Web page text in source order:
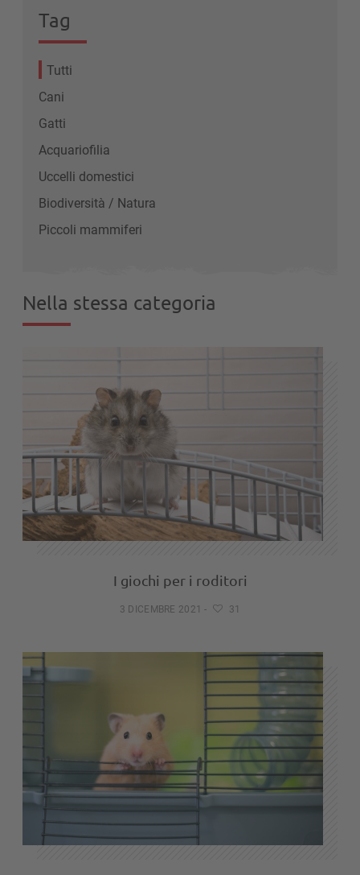
Tag
Tutti
Cani
Gatti
Acquariofilia
Uccelli domestici
Biodiversità / Natura
Piccoli mammiferi
Nella stessa categoria
I giochi per i roditori
3 DICEMBRE 2021 - 31